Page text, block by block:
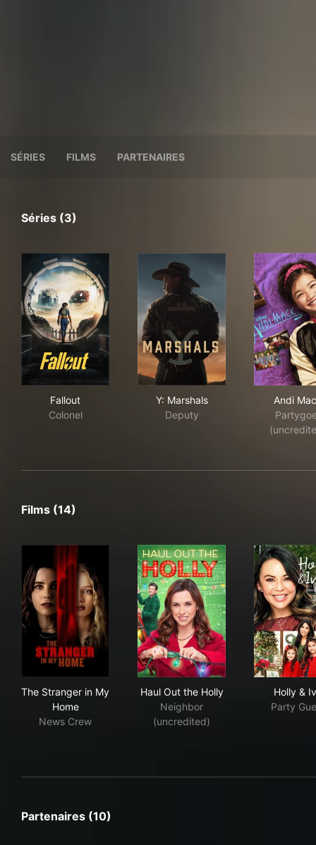
SÉRIES FILMS PARTENAIRES
Séries (3)
Fallout
Colonel
Y: Marshals
Deputy
Andi
Films (14)
The Stranger in My
Home
News Crew
Haul Out the Holly
Neighbor
(uncredited)
Holly &
Party
Partenaires (10)